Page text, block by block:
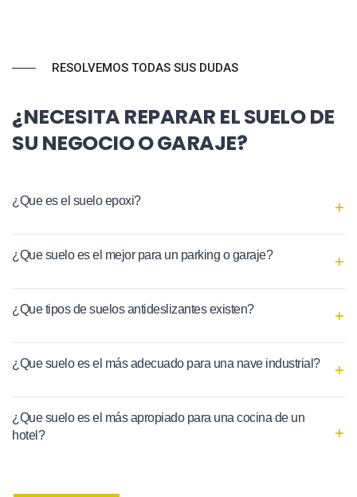
RESOLVEMOS TODAS SUS DUDAS
¿NECESITA REPARAR EL SUELO DE
SU NEGOCIO O GARAJE?
¿Que es el suelo epoxi?
¿Que suelo es el mejor para un parking o garaje?
¿Que tipos de suelos antideslizantes existen?
¿Que suelo es el más adecuado para una nave industrial?
¿Que suelo es el más apropiado para una cocina de un
hotel?